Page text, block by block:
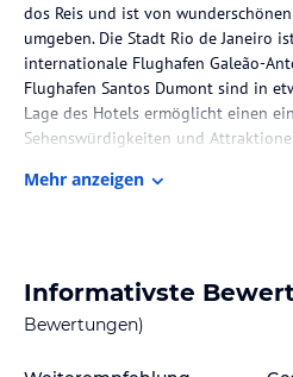
dos Reis und ist von
umgeben. Die Stadt Rio de Janeiro
internationale Flughafen Galeão-
Flughafen Santos Dumont sind in
Lage des Hotels ermöglicht einen
Sehenswürdigkeiten und
Zimmer / Unterbringung im
Fernseher, Minibar und WLAN-
zudem einen Balkon oder eine
Mehr anzeigen
Informativste
Bewertungen)